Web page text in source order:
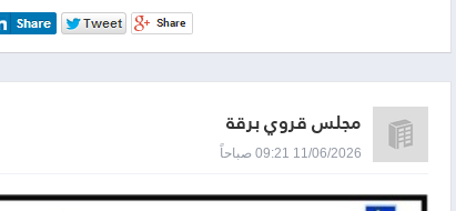
مجلس قروي برقة
11/06/2026 09:21 صباحاً